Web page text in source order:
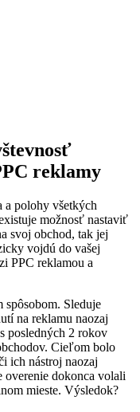
reklamy
a polohy všetkých
možnosť nastaviť
svoj obchod, tak jej
vojdú do vašej
PPC reklamou a
Sleduje
na reklamu naozaj
posledných 2 rokov
Cieľom bolo
ich nástroj naozaj
overenie dokonca volali
mieste. Výsledok?